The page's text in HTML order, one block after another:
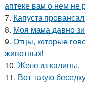
аптеке вам о нем не
7. Капуста
8. Моя мама давно
9. Отцы, которые
животных!
10. Желе из калины.
11. Вот такую